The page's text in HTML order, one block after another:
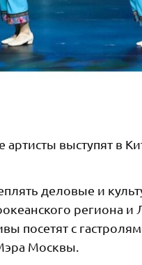
выступят в
деловые и
посетят с
Москвы.